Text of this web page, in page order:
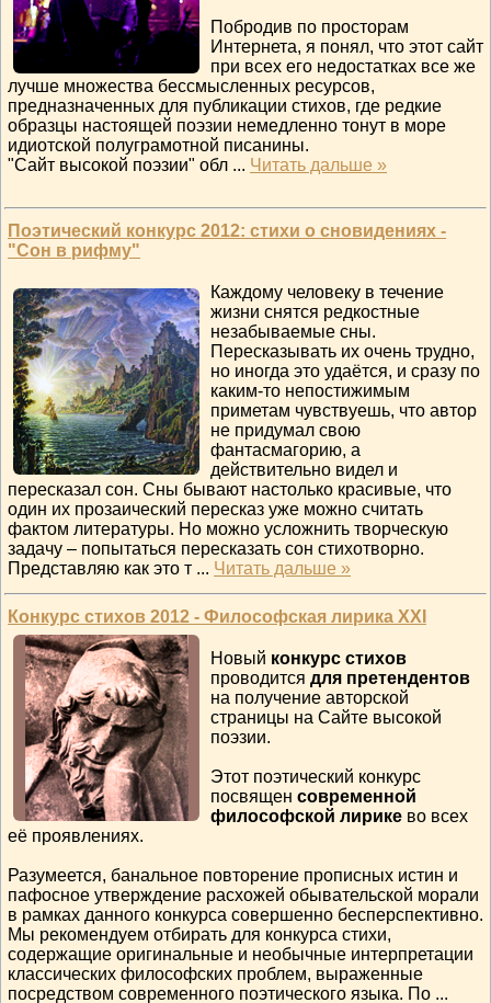
Побродив по просторам
Интернета, я понял, что этот сайт
при всех его недостатках все же
лучше множества бессмысленных ресурсов,
предназначенных для публикации стихов, где редкие
образцы настоящей поэзии немедленно тонут в море
идиотской полуграмотной писанины.
"Сайт высокой поэзии" обл ... Читать дальше »
Поэтический конкурс 2012: стихи о сновидениях -
"Сон в рифму"
Каждому человеку в течение
жизни снятся редкостные
незабываемые сны.
Пересказывать их очень трудно,
но иногда это удаётся, и сразу по
каким-то непостижимым
приметам чувствуешь, что автор
не придумал свою
фантасмагорию, а
действительно видел и
пересказал сон. Сны бывают настолько красивые, что
один их прозаический пересказ уже можно считать
фактом литературы. Но можно усложнить творческую
задачу – попытаться пересказать сон стихотворно.
Представляю как это т ... Читать дальше »
Конкурс стихов 2012 - Философская лирика XXI
Новый конкурс стихов
проводится для претендентов
на получение авторской
страницы на Сайте высокой
поэзии.
Этот поэтический конкурс
посвящен современной
философской лирике во всех
её проявлениях.
Разумеется, банальное повторение прописных истин и
пафосное утверждение расхожей обывательской морали
в рамках данного конкурса совершенно бесперспективно.
Мы рекомендуем отбирать для конкурса стихи,
содержащие оригинальные и необычные интерпретации
классических философских проблем, выраженные
посредством современного поэтического языка. По ...